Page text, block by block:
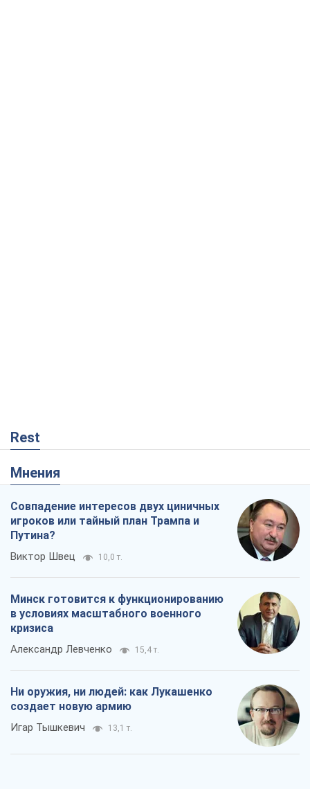
Rest
Мнения
Совпадение интересов двух циничных
игроков или тайный план Трампа и
Путина?
Виктор Швец 10,0 т.
Минск готовится к функционированию
в условиях масштабного военного
кризиса
Александр Левченко 15,4 т.
Ни оружия, ни людей: как Лукашенко
создает новую армию
Игар Тышкевич 13,1 т.